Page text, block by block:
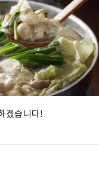
겠습니다!